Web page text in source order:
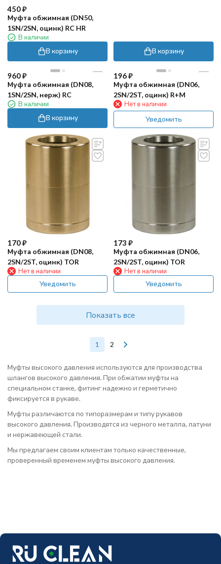
450₽
Муфта обжимная (DN50,
1SN/2SN, оцинк) RC HR
В наличии
В корзину В корзину
960₽
Муфта обжимная (DN08,
1SN/2SN, нерж) RC
В наличии
В корзину
196₽
Муфта обжимная (DN06,
2SN/2ST, оцинк) R+M
Нет в наличии
Уведомить
170₽
Муфта обжимная (DN08,
2SN/2ST, оцинк) TOR
Нет в наличии
Уведомить
173 ₽
Муфта обжимная (DN06,
2SN/2ST, оцинк) TOR
Нет в наличии
Уведомить
Показать все
1 2
Муфты высокого давления используются для производства
шлангов высокого давления. При обжатии муфты на
специальном станке, фитинг надежно и герметично
фиксируется в рукаве.
Муфты различаются по типоразмерам и типу рукавов
высокого давления. Производятся из черного металла, латуни
и нержавеющей стали.
Мы предлагаем своим клиентам только качественные,
проверенный временем муфты высокого давления.